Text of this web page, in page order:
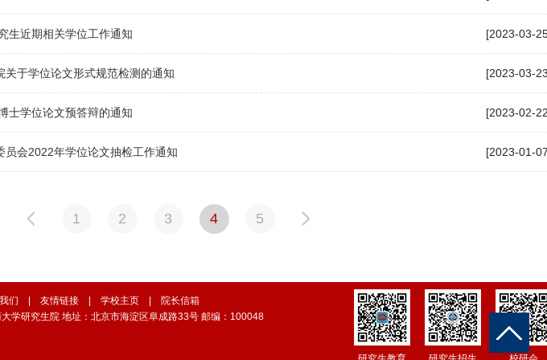
生近期相关学位工作通知 [2023-03-
关于学位论文形式规范检测的通知 [2023-03-
士学位论文预答辩的通知 [2023-02-
员会2022年学位论文抽检工作通知 [2023-01-
1 2 3 4 5
们 友情链接| 学校主页|
院长信箱
学研究生院 地址：北京市海淀区阜成路33号 邮编：100048